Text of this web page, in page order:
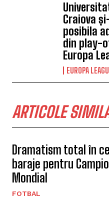
Craiova
posibila
din play-
Europa
EUROPA
ARTICOLE
Dramatism total în
baraje pentru
Mondial
FOTBAL